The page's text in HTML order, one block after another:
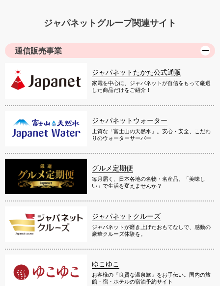
ジャパネットグループ関連サイト
通信販売事業
ジャパネットたかた公式通販
家電を中心に、ジャパネットが自信をもって厳選
した商品だけをご紹介！
ジャパネットウォーター
上質な「富士山の天然水」。安心・安全、こだわ
りのウォーターサーバー
グルメ定期便
毎月届く、日本各地の名物・名産品。「美味し
い」で生活を変えませんか？
ジャパネットクルーズ
ジャパネットが磨き上げたおもてなしで、感動の
豪華クルーズ体験を。
ゆこゆこ
お客様の『良質な温泉旅』をお手伝い。国内の旅
館・宿・ホテルの宿泊予約サイト